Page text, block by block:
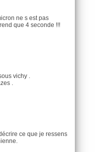
ne s est pas
que 4 seconde !!!
vichy .
.
ce que je ressens